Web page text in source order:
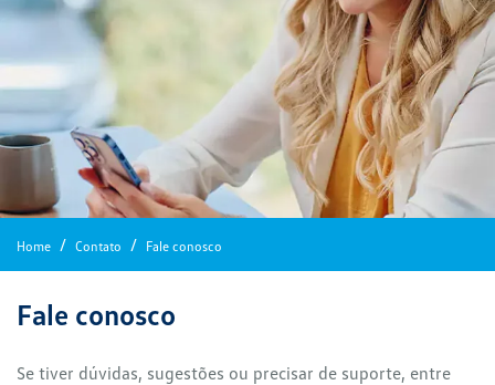
Home Contato Fale conosco
Fale conosco
Se tiver dúvidas, sugestões ou precisar de suporte, entre